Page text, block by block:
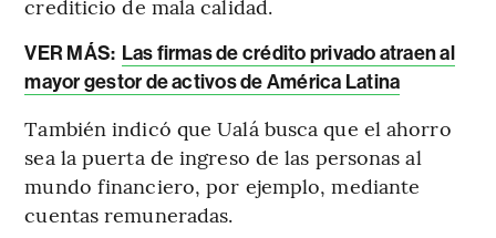
crediticio de mala calidad.
VER MÁS: Las firmas de crédito privado atraen al
mayor gestor de activos de América Latina
También indicó que Ualá busca que el ahorro
sea la puerta de ingreso de las personas al
mundo financiero, por ejemplo, mediante
cuentas remuneradas.